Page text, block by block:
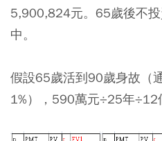
5,900,824元。65歲後不
中。
假設65歲活到90歲身故（
1%），590萬元÷25年÷12